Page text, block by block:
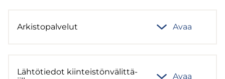
Ar­kis­to­pal­ve­lut Avaa
Läh­tö­tie­dot kiin­teis­tön­vä­lit­tä­
Avaa